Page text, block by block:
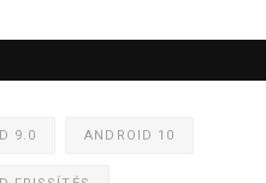
9.0 ANDROID 10